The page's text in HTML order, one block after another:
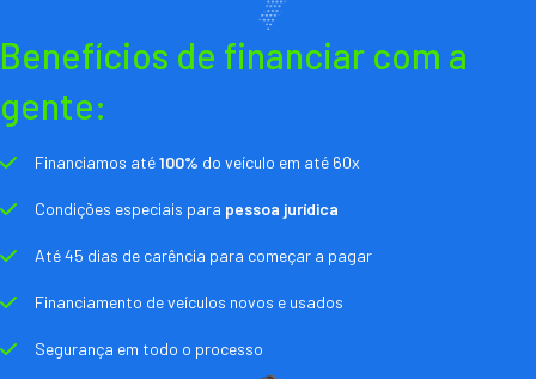
Benefícios de financiar com a
gente:
Financiamos até100% do veículo em até 60x
Condições especiais para pessoa jurídica
Até 45 dias de carência para começar a pagar
Financiamento de veículos novos e usados
Segurança em todo o processo